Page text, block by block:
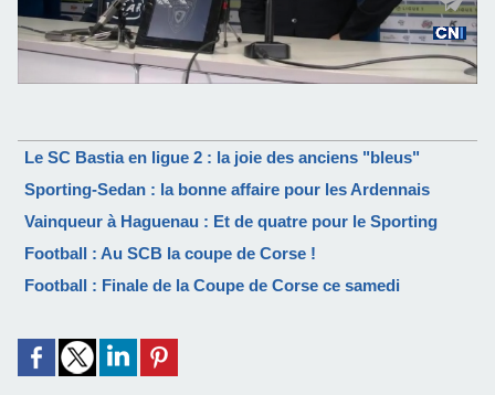
Le SC Bastia en ligue 2 : la joie des anciens "bleus"
Sporting-Sedan : la bonne affaire pour les Ardennais
Vainqueur à Haguenau : Et de quatre pour le Sporting
Football : Au SCB la coupe de Corse !
Football : Finale de la Coupe de Corse ce samedi